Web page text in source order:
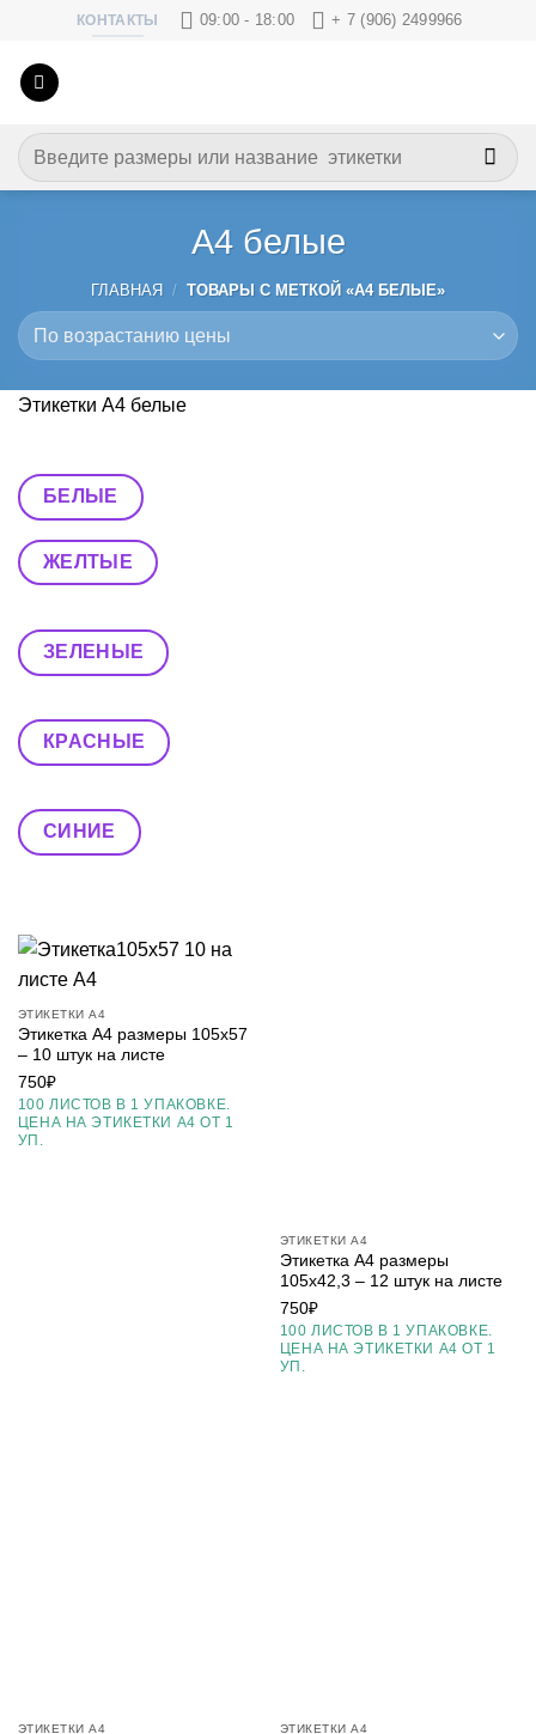
content
КОНТАКТЫ 09:00 - 18:00 + 7 (906) 2499966
Искать:
А4 белые
ГЛАВНАЯ / ТОВАРЫ С МЕТКОЙ «А4 БЕЛЫЕ»
Этикетки А4 белые
БЕЛЫЕ
ЖЕЛТЫЕ
ЗЕЛЕНЫЕ
КРАСНЫЕ
СИНИЕ
ЭТИКЕТКИ А4
Этикетка А4 размеры 105х57
– 10 штук на листе
750₽
100 ЛИСТОВ В 1 УПАКОВКЕ.
ЦЕНА НА ЭТИКЕТКИ А4 ОТ 1
УП.
ЭТИКЕТКИ А4
Этикетка А4 размеры
105х42,3 – 12 штук на листе
750₽
100 ЛИСТОВ В 1 УПАКОВКЕ.
ЦЕНА НА ЭТИКЕТКИ А4 ОТ 1
УП.
ЭТИКЕТКИ А4 ЭТИКЕТКИ А4